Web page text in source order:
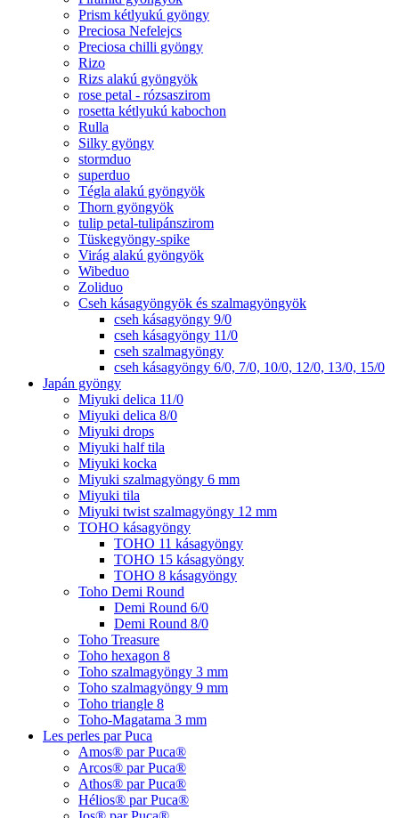
Prism kétlyukú gyöngy
Preciosa Nefelejcs
Preciosa chilli gyöngy
Rizo
Rizs alakú gyöngyök
rose petal - rózsaszirom
rosetta kétlyukú kabochon
Rulla
Silky gyöngy
stormduo
superduo
Tégla alakú gyöngyök
Thorn gyöngyök
tulip petal-tulipánszirom
Tüskegyöngy-spike
Virág alakú gyöngyök
Wibeduo
Zoliduo
Cseh kásagyöngyök és szalmagyöngyök
cseh kásagyöngy 9/0
cseh kásagyöngy 11/0
cseh szalmagyöngy
cseh kásagyöngy 6/0, 7/0, 10/0, 12/0, 13/0, 15/0
Japán gyöngy
Miyuki delica 11/0
Miyuki delica 8/0
Miyuki drops
Miyuki half tila
Miyuki kocka
Miyuki szalmagyöngy 6 mm
Miyuki tila
Miyuki twist szalmagyöngy 12 mm
TOHO kásagyöngy
TOHO 11 kásagyöngy
TOHO 15 kásagyöngy
TOHO 8 kásagyöngy
Toho Demi Round
Demi Round 6/0
Demi Round 8/0
Toho Treasure
Toho hexagon 8
Toho szalmagyöngy 3 mm
Toho szalmagyöngy 9 mm
Toho triangle 8
Toho-Magatama 3 mm
Les perles par Puca
Amos® par Puca®
Arcos® par Puca®
Athos® par Puca®
Hélios® par Puca®